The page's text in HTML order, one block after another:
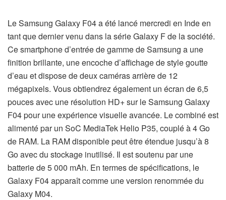
Le Samsung Galaxy F04 a été lancé mercredi en Inde en
tant que dernier venu dans la série Galaxy F de la société.
Ce smartphone d’entrée de gamme de Samsung a une
finition brillante, une encoche d’affichage de style goutte
d’eau et dispose de deux caméras arrière de 12
mégapixels. Vous obtiendrez également un écran de 6,5
pouces avec une résolution HD+ sur le Samsung Galaxy
F04 pour une expérience visuelle avancée. Le combiné est
alimenté par un SoC MediaTek Helio P35, couplé à 4 Go
de RAM. La RAM disponible peut être étendue jusqu’à 8
Go avec du stockage inutilisé. Il est soutenu par une
batterie de 5 000 mAh. En termes de spécifications, le
Galaxy F04 apparaît comme une version renommée du
Galaxy M04.